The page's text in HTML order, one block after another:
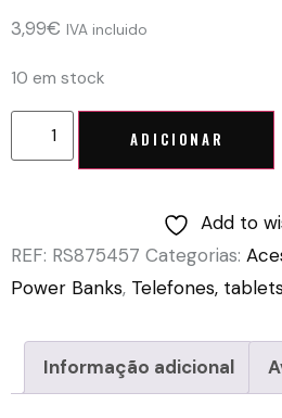
3,99€ IVA incluido
10 em stock
ADICIONAR
Add to
REF: RS875457 Categorias:
Power Banks, Telefones,
Informação adicional